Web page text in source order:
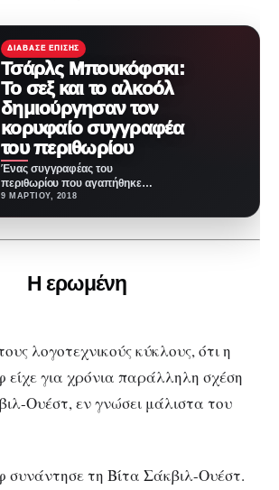
ΔΙΆΒΑΣΕ ΕΠΊΣΗΣ
Τσάρλς Μπουκόφσκι:
To σεξ και το αλκοόλ
δημιούργησαν τον
κορυφαίο συγγραφέα
του περιθωρίου
Ένας συγγραφέας του
περιθωρίου που αγαπήθηκε
πολύ. Σε κάθε βιβλίο ή ποίημα
9 ΜΑΡΤΊΟΥ, 2018
Η ερωμένη
λογοτεχνικούς κύκλους, ότι η
είχε για χρόνια παράλληλη σχέση
Ουέστ, εν γνώσει μάλιστα του
συνάντησε τη Βίτα Σάκβιλ-Ουέστ.